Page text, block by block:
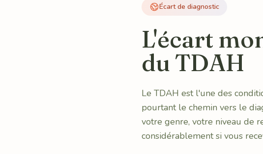
Écart de diagnostic
L'écart
du TDAH
Le TDAH est l'une des
pourtant le chemin vers le
votre genre, votre niveau de
considérablement si vous